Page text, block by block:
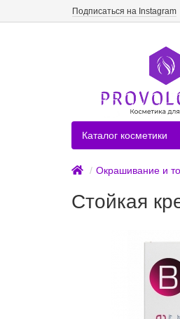
Подписаться на Instagram
Каталог косметики
Окрашивание и
Стойкая